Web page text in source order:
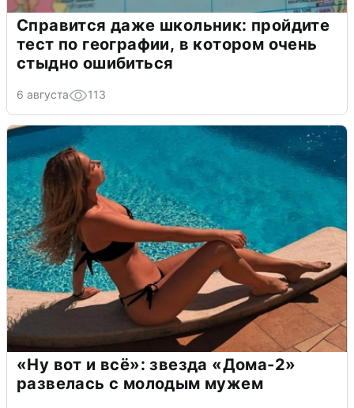
Справится даже школьник: пройдите
тест по географии, в котором очень
стыдно ошибиться
6 августа 113
«Ну вот и всё»: звезда «Дома-2»
развелась с молодым мужем